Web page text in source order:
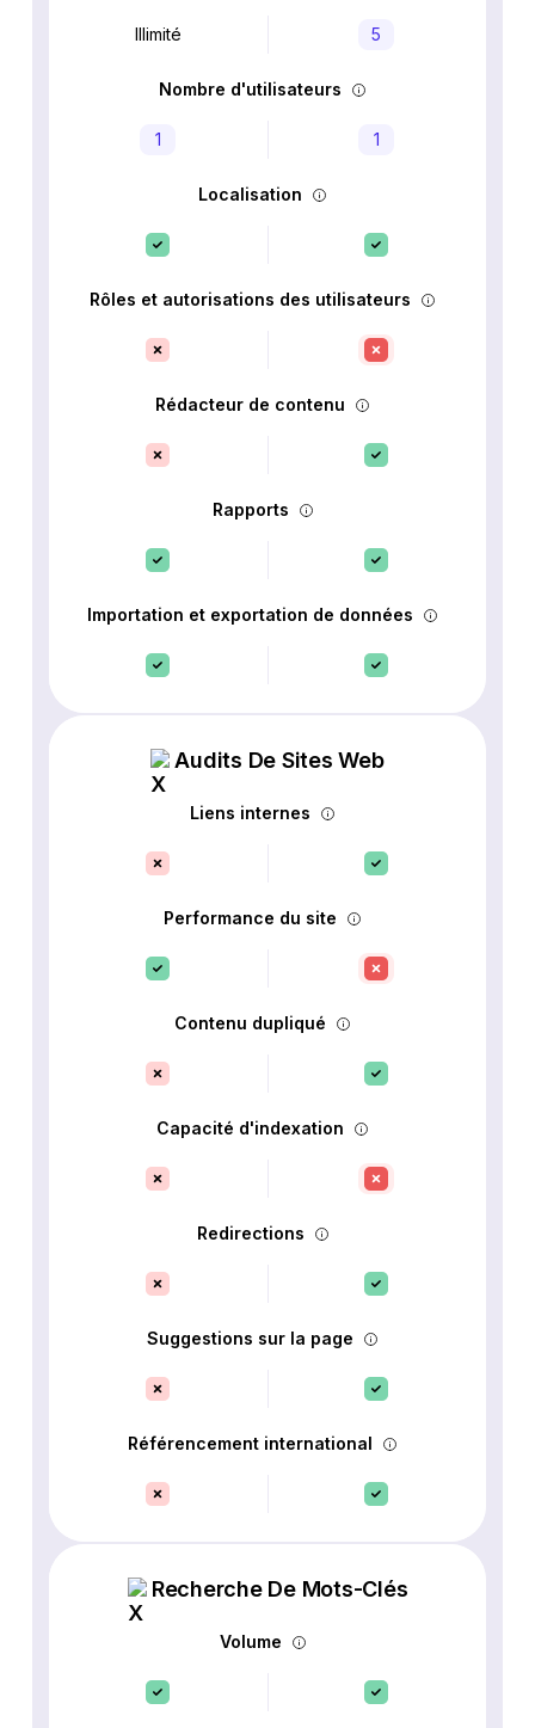
Illimité 5
Nombre d'utilisateurs
1 1
Localisation
Rôles et autorisations des utilisateurs
Rédacteur de contenu
Rapports
Importation et exportation de données
Audits De Sites Web
Liens internes
Performance du site
Contenu dupliqué
Capacité d'indexation
Redirections
Suggestions sur la page
Référencement international
Recherche De Mots-Clés
Volume